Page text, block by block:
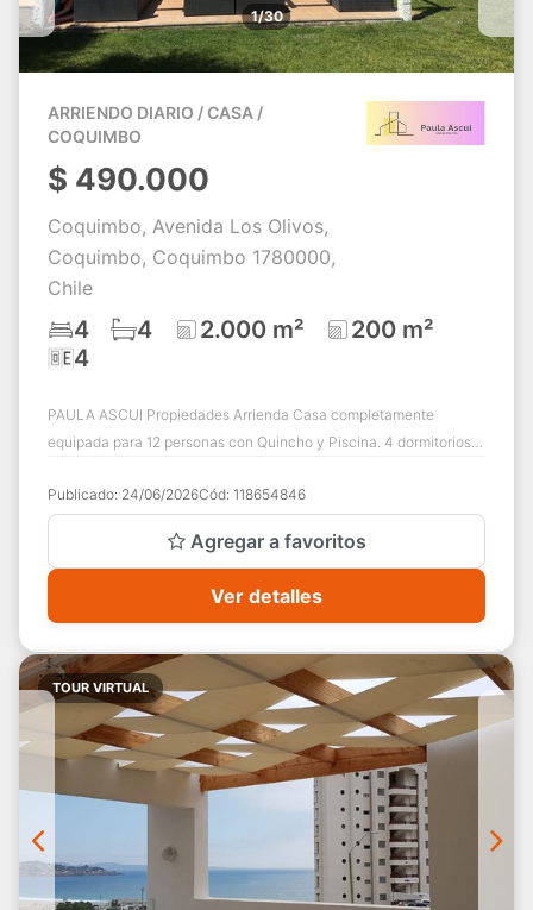
1/30
ARRIENDO DIARIO / CASA /
COQUIMBO
$ 490.000
Coquimbo, Avenida Los Olivos,
Coquimbo, Coquimbo 1780000,
Chile
4 4 2.000 m²
200 m²
4
PAULA ASCUI Propiedades Arrienda Casa completamente
equipada para 12 personas con Quincho y Piscina. 4 dormitorios/
Publicado: 24/06/2026Cód: 118654846
Agregar a favoritos
Ver detalles
TOUR VIRTUAL